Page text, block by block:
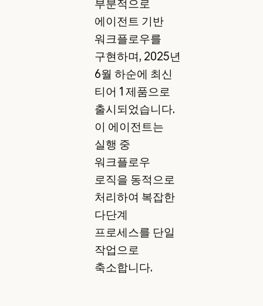
부분적으로
에이전트 기반
워크플로우를
구현하며, 2025년
6월 하순에 최신
티어 1 제품으로
출시되었습니다.
이 에이전트는
실행 중
워크플로우
로직을 동적으로
처리하여 복잡한
다단계
프로세스를 단일
작업으로
축소합니다.